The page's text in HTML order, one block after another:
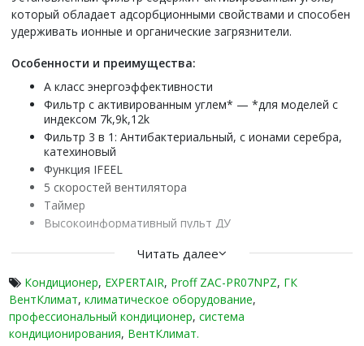
который обладает адсорбционными свойствами и способен
удерживать ионные и органические загрязнители.
Особенности и преимущества:
А класс энергоэффективности
Фильтр с активированным углем* — *для моделей с
индексом 7k,9k,12k
Фильтр 3 в 1: Антибактериальный, c ионами серебра,
катехиновый
Функция IFEEL
5 скоростей вентилятора
Таймер
Высокоинформативный пульт ДУ
Расширенная гарантия 2+1 года
Бренд EXPERTAIR представил серию классических
кондиционеров PROFF в широком диапазоне мощности от
2,1 кВт до 7,1 кВт, которые соответствуют классу
энергоэффективности А и являются надежными и
Читать далее
Кондиционер, EXPERTAIR, Proff ZAC-PR07NPZ, ГК
ВентКлимат, климатическое оборудование,
профессиональный кондиционер, система
кондиционирования, ВентКлимат.